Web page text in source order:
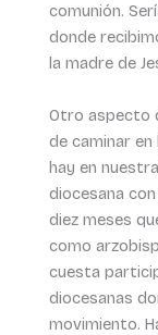
comunión.
donde
la madre de
Otro aspecto
de caminar
hay en
diocesana
diez meses
como
cuesta
diocesanas
movimiento.